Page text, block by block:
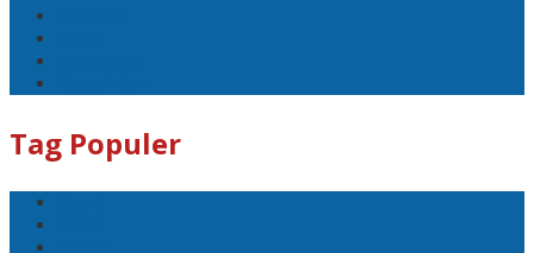
Tag Populer